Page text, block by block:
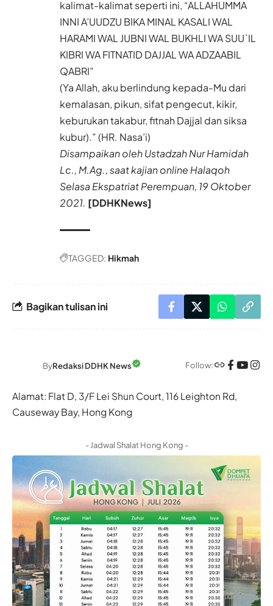
kalimat-kalimat seperti ini, “ALLAHUMMA
INNI A’UUDZU BIKA MINAL KASALI WAL
HARAMI WAL JUBNI WAL BUKHLI WA SUU`IL
KIBRI WA FITNATID DAJJAL WA ADZAABIL
QABRI”
(Ya Allah, aku berlindung kepada-Mu dari
kemalasan, pikun, sifat pengecut, kikir,
keburukan takabur, fitnah Dajjal dan siksa
kubur).” (HR. Nasa’i)
Disampaikan oleh Ustadzah Nur Hamidah
Lc., M.Ag., saat kajian online Halaqoh
Selasa Ekspatriat Perempuan, 19 Oktober
2021. [DDHKNews]
TAGGED: Hikmah
Bagikan tulisan ini
ByRedaksi DDHK News Follow:
Alamat: Flat D, 3/F Lei Shun Court, 116 Leighton Rd,
Causeway Bay, Hong Kong
- Jadwal Shalat Hong Kong -